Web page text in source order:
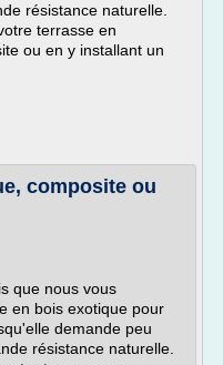
résistance naturelle.
terrasse en
ou en y installant un
composite ou
que nous vous
en bois exotique pour
demande peu
résistance naturelle.